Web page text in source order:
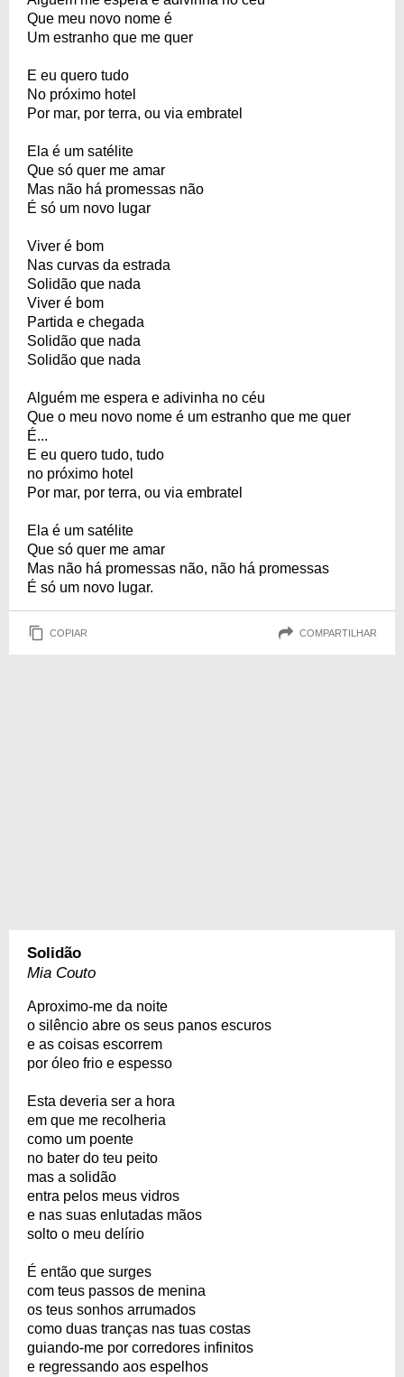
Que meu novo nome é
Um estranho que me quer
E eu quero tudo
No próximo hotel
Por mar, por terra, ou via embratel
Ela é um satélite
Que só quer me amar
Mas não há promessas não
É só um novo lugar
Viver é bom
Nas curvas da estrada
Solidão que nada
Viver é bom
Partida e chegada
Solidão que nada
Solidão que nada
Alguém me espera e adivinha no céu
Que o meu novo nome é um estranho que me quer
É...
E eu quero tudo, tudo
no próximo hotel
Por mar, por terra, ou via embratel
Ela é um satélite
Que só quer me amar
Mas não há promessas não, não há promessas
É só um novo lugar.
COPIAR COMPARTILHAR
Solidão
Mia Couto
Aproximo-me da noite
o silêncio abre os seus panos escuros
e as coisas escorrem
por óleo frio e espesso
Esta deveria ser a hora
em que me recolheria
como um poente
no bater do teu peito
mas a solidão
entra pelos meus vidros
e nas suas enlutadas mãos
solto o meu delírio
É então que surges
com teus passos de menina
os teus sonhos arrumados
como duas tranças nas tuas costas
guiando-me por corredores infinitos
e regressando aos espelhos